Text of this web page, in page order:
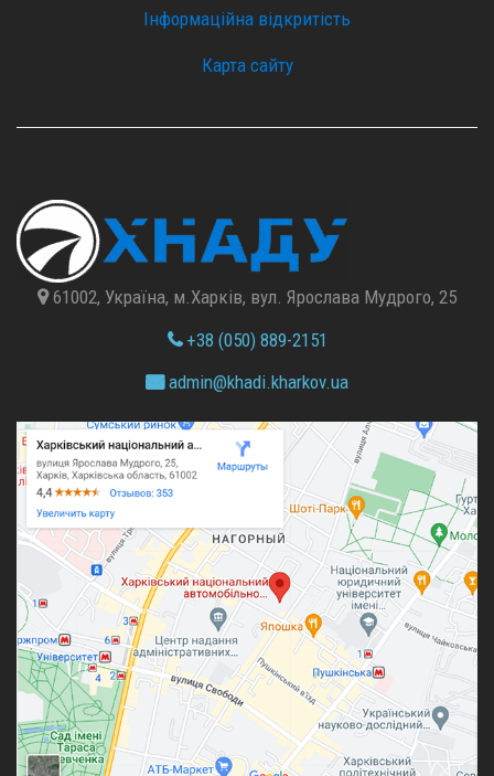
Інформаційна відкритість
Карта сайту
61002, Україна, м.Харків, вул. Ярослава Мудрого, 25
+38 (050) 889-2151
admin@khadi.kharkov.ua